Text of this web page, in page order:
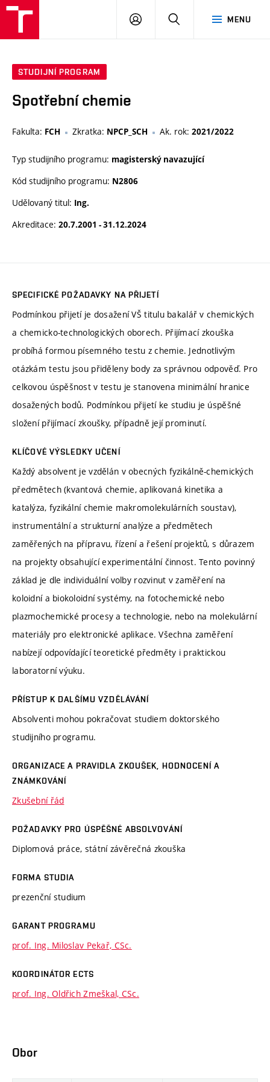
MENU
PŘIHLÁSIT
STUDIJNÍ PROGRAM
Spotřební chemie
Fakulta: FCH Zkratka: NPCP_SCH Ak. rok: 2021/2022
Typ studijního programu: magisterský navazující
Kód studijního programu: N2806
Udělovaný titul: Ing.
Akreditace: 20.7.2001 - 31.12.2024
SPECIFICKÉ POŽADAVKY NA PŘIJETÍ
Podmínkou přijetí je dosažení VŠ titulu bakalář v chemických
a chemicko-technologických oborech. Přijímací zkouška
probíhá formou písemného testu z chemie. Jednotlivým
otázkám testu jsou přiděleny body za správnou odpověď. Pro
celkovou úspěšnost v testu je stanovena minimální hranice
dosažených bodů. Podmínkou přijetí ke studiu je úspěšné
složení přijímací zkoušky, případně její prominutí.
KLÍČOVÉ VÝSLEDKY UČENÍ
Každý absolvent je vzdělán v obecných fyzikálně-chemických
předmětech (kvantová chemie, aplikovaná kinetika a
katalýza, fyzikální chemie makromolekulárních soustav),
instrumentální a strukturní analýze a předmětech
zaměřených na přípravu, řízení a řešení projektů, s důrazem
na projekty obsahující experimentální činnost. Tento povinný
základ je dle individuální volby rozvinut v zaměření na
koloidní a biokoloidní systémy, na fotochemické nebo
plazmochemické procesy a technologie, nebo na molekulární
materiály pro elektronické aplikace. Všechna zaměření
nabízejí odpovídající teoretické předměty i praktickou
laboratorní výuku.
PŘÍSTUP K DALŠÍMU VZDĚLÁVÁNÍ
Absolventi mohou pokračovat studiem doktorského
studijního programu.
ORGANIZACE A PRAVIDLA ZKOUŠEK, HODNOCENÍ A
ZNÁMKOVÁNÍ
Zkušební řád
POŽADAVKY PRO ÚSPĚŠNÉ ABSOLVOVÁNÍ
Diplomová práce, státní závěrečná zkouška
FORMA STUDIA
prezenční studium
GARANT PROGRAMU
prof. Ing. Miloslav Pekař, CSc.
KOORDINÁTOR ECTS
prof. Ing. Oldřich Zmeškal, CSc.
Obor